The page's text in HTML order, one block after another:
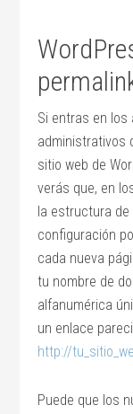
Si entras en los
administrativos
sitio web de
verás que, en
la estructura de
configuración
cada nueva
tu nombre de
alfanumérica
un enlace
http://
Puede que los